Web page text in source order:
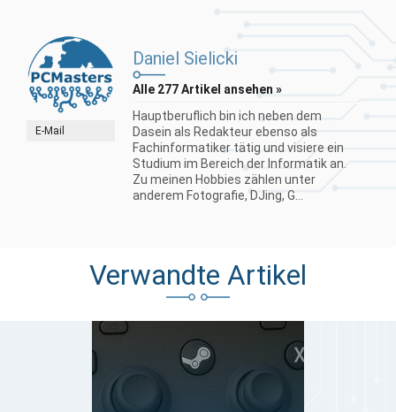
E-Mail
Daniel Sielicki
Alle 277 Artikel ansehen »
Hauptberuflich bin ich neben dem
Dasein als Redakteur ebenso als
Fachinformatiker tätig und visiere ein
Studium im Bereich der Informatik an.
Zu meinen Hobbies zählen unter
anderem Fotografie, DJing, G...
Verwandte Artikel